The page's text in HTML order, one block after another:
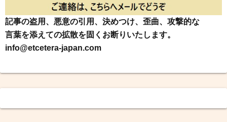
記事の盗用、悪意の引用、決めつけ、歪曲、攻撃的な
言葉を添えての拡散を固くお断りいたします。
info@etcetera-japan.com